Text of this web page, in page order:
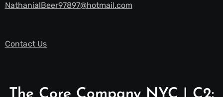
NathanialBeer97897@hotmail.com
Contact Us